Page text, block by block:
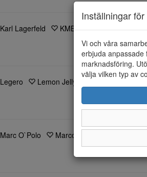
Karl Lagerfeld KMB
Legero Lemon Jelly Lunar
Marc O`Polo Marco Bossi
Inställningar
Vi och våra
erbjuda anpassade
marknadsföring.
välja vilken typ av